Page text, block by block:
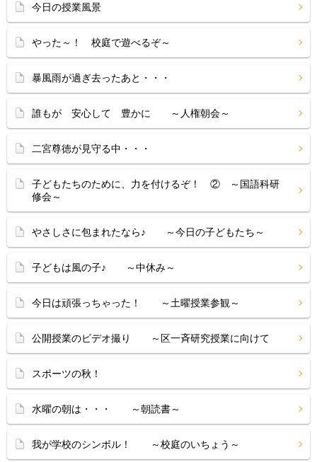
今日の授業風景
やった～！ 校庭で遊べるぞ～
暴風雨が過ぎ去ったあと・・・
誰もが 安心して 豊かに ～人権朝会～
二宮尊徳が見守る中・・・
子どもたちのために、力を付けるぞ！ ② ～国語科研
修会～
やさしさに包まれたなら♪ ～今日の子どもたち～
子どもは風の子♪ ～中休み～
今日は頑張っちゃった！ ～土曜授業参観～
公開授業のビデオ撮り ～区一斉研究授業に向けて
スポーツの秋！
水曜の朝は・・・ ～朝読書～
我が学校のシンボル！ ～校庭のいちょう～